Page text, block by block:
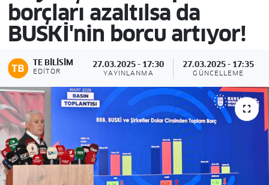
borçları azaltılsa da
BUSKİ'nin borcu artıyor!
TE BILISIM
EDITÖR
27.03.2025 - 17:30
YAYINLANMA
27.03.2025 - 17:35
GÜNCELLEME